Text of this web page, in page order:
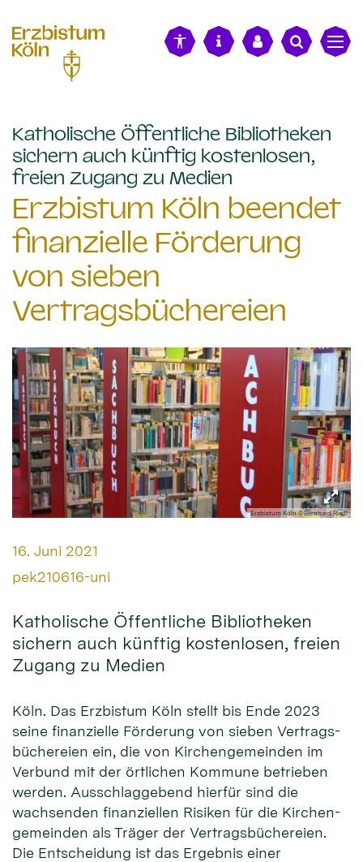
Katholische Öffentliche Bibliotheken
sichern auch künftig kostenlosen,
freien Zugang zu Medien
Erzbistum Köln beendet
finanzielle Förderung
von sieben
Vertragsbüchereien
Erzbistum Köln ©Bernhard Riedl
Datum:
16. Juni 2021
Von:
pek210616-uni
Katholische Öffentliche Bibliotheken
sichern auch künftig kostenlosen, freien
Zugang zu Medien
Köln. Das Erzbistum Köln stellt bis Ende 2023
seine finanzielle Förderung von sieben Vertrags­
büchereien ein, die von Kirchen­gemeinden im
Verbund mit der örtlichen Kommune betrieben
werden. Ausschlag­gebend hierfür sind die
wachsenden finanziellen Risiken für die Kirchen­
gemeinden als Träger der Vertrags­büchereien.
Die Entscheidung ist das Ergebnis einer